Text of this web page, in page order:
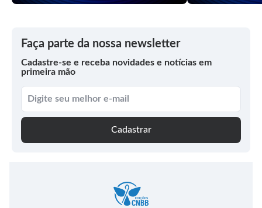
Faça parte da nossa newsletter
Cadastre-se e receba novidades e notícias em
primeira mão
Cadastrar